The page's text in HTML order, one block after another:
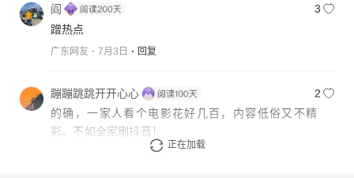
阎
3
蹭热点
广东网友 7月3日 回复
蹦蹦跳跳开开心心
2
的确，一家人看个电影花好几百，内容低俗又不精
彩。不如全家刷抖音！
回复
正在加载